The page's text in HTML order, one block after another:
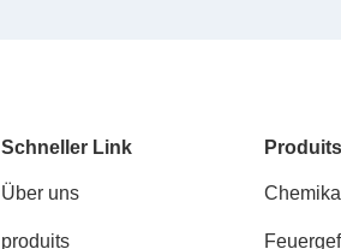
Schneller Link
Über uns
produits
Produits